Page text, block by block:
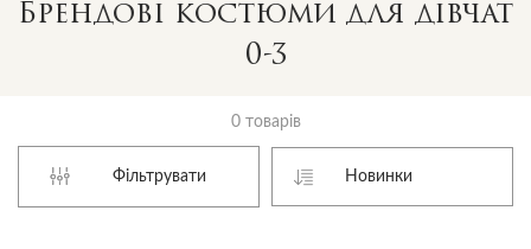
Брендові костюми для дівчат
0-3
0 товарів
Фільтрувати